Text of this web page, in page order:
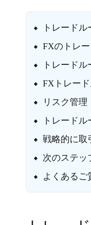
トレードル
FXのトレ
トレード
FXトレー
リスク管
トレード
戦略的に取
次のステッ
よくあるご